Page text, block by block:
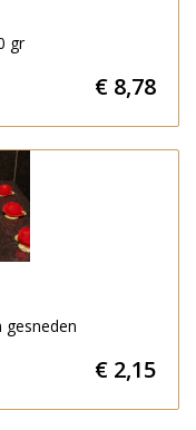
gr
€ 8,78
€ 2,15